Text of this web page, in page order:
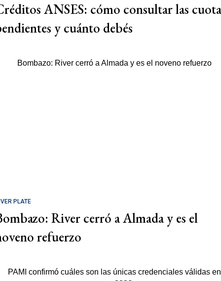
ANSES: cómo consultar las
y cuánto debés
PLATE
River cerró a Almada y es el
refuerzo